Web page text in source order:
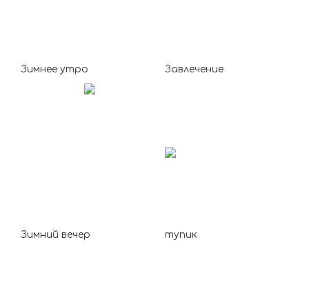
Зимнее утро Завлечение
Зимний вечер тупик